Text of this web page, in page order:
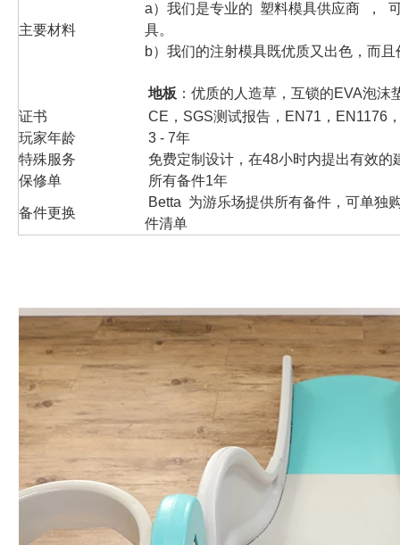
主要材料
a）我们是专业的 塑料模具供应商 ，
具。
b）我们的注射模具既优质又出色，而且
地板 ：优质的人造草，互锁的EVA泡
证书
CE，SGS测试报告，EN71，EN1176
玩家年龄
3 - 7年
特殊服务
免费定制设计，在48小时内提出有效的
保修单
所有备件1年
备件更换
Betta 为游乐场提供所有备件，可单独
件清单